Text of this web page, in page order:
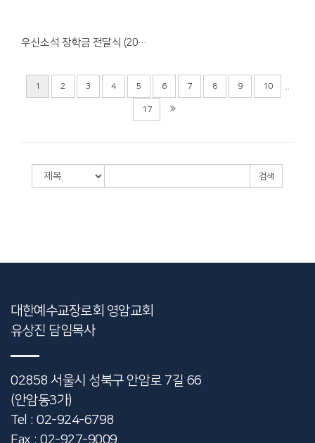
우신소석 장학금 전달식 (2026.03.01)
1 2 3 4 5 6 7 8 9 10 ...
17
검색
대한예수교장로회 영암교회
유상진 담임목사
02858 서울시 성북구 안암로 7길 66
(안암동3가)
Tel : 02-924-6798